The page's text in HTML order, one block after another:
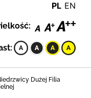
PL EN
Dużej Filia